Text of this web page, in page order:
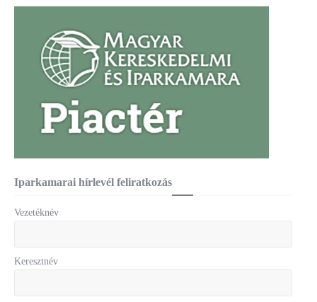
Iparkamarai hírlevél feliratkozás
Vezetéknév
Keresztnév